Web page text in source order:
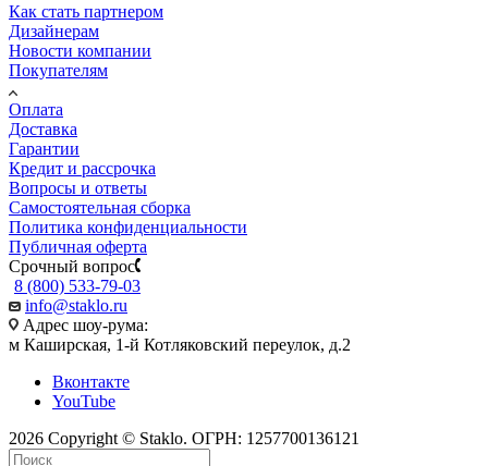
Как стать партнером
Дизайнерам
Новости компании
Покупателям
Оплата
Доставка
Гарантии
Кредит и рассрочка
Вопросы и ответы
Самостоятельная сборка
Политика конфиденциальности
Публичная оферта
Срочный вопрос
8 (800) 533-79-03
info@staklo.ru
Адрес шоу-рума:
м Каширская, 1-й Котляковский переулок, д.2
Вконтакте
YouTube
2026 Copyright © Staklo. ОГРН: 1257700136121